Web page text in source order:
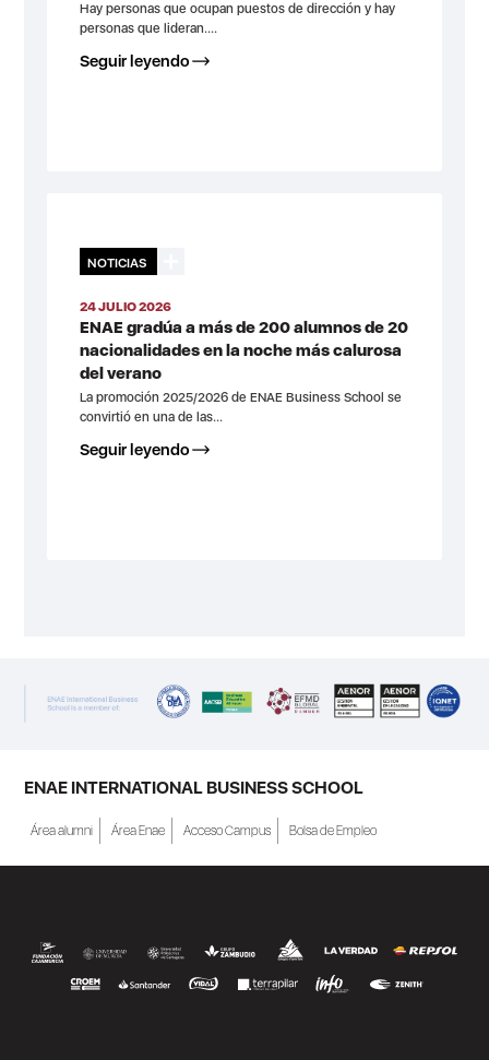
Hay personas que ocupan puestos de dirección y hay
personas que lideran....
Seguir leyendo
NOTICIAS
24 JULIO 2026
ENAE gradúa a más de 200 alumnos de 20
nacionalidades en la noche más calurosa
del verano
La promoción 2025/2026 de ENAE Business School se
convirtió en una de las...
Seguir leyendo
ENAE INTERNATIONAL BUSINESS SCHOOL
Área alumni Área Enae Acceso Campus Bolsa de Empleo